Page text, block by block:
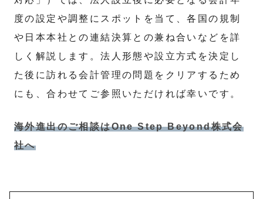
度の設定や調整にスポットを当て、各国の規制
や日本本社との連結決算との兼ね合いなどを詳
しく解説します。法人形態や設立方式を決定し
た後に訪れる会計管理の問題をクリアするため
にも、合わせてご参照いただければ幸いです。
海外進出のご相談はOne Step Beyond株式会
社へ